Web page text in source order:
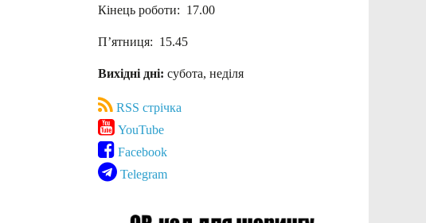
Кінець роботи: 17.00
П’ятниця: 15.45
Вихідні дні: субота, неділя
RSS стрічка
YouTube
Facebook
Telegram